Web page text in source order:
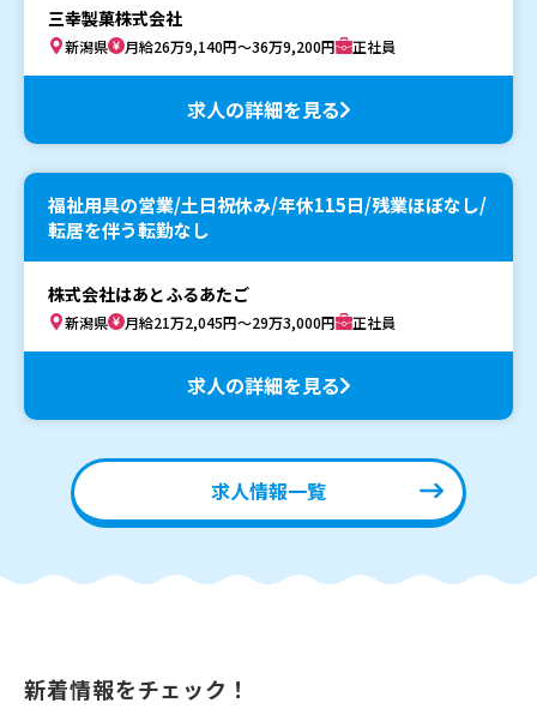
三幸製菓株式会社
新潟県 月給26万9,140円～36万9,200円 正社員
求人の詳細を見る
福祉用具の営業/土日祝休み/年休115日/残業ほぼなし/
転居を伴う転勤なし
株式会社はあとふるあたご
新潟県 月給21万2,045円～29万3,000円 正社員
求人の詳細を見る
求人情報一覧
新着情報をチェック！